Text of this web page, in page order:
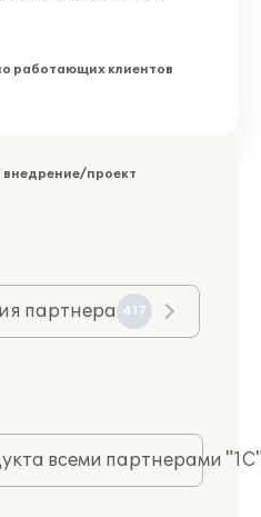
работающих клиентов
проект
партнера 417
всеми партнерами